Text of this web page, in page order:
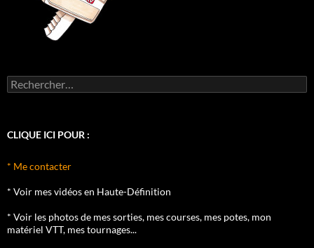
Rechercher :
CLIQUE ICI POUR :
* Me contacter
* Voir mes vidéos en Haute-Définition
* Voir les photos de mes sorties, mes courses, mes potes, mon
matériel VTT, mes tournages...